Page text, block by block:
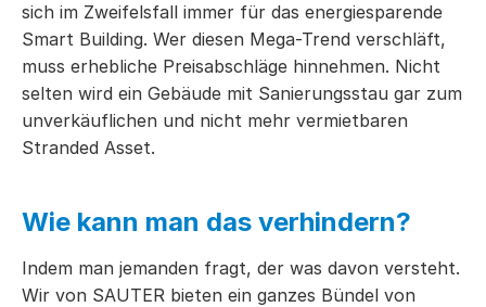
sich im Zweifelsfall immer für das energiesparende
Smart Building. Wer diesen Mega-Trend verschläft,
muss erhebliche Preisabschläge hinnehmen. Nicht
selten wird ein Gebäude mit Sanierungsstau gar zum
unverkäuflichen und nicht mehr vermietbaren
Stranded Asset.
Wie kann man das verhindern?
Indem man jemanden fragt, der was davon versteht.
Wir von SAUTER bieten ein ganzes Bündel von